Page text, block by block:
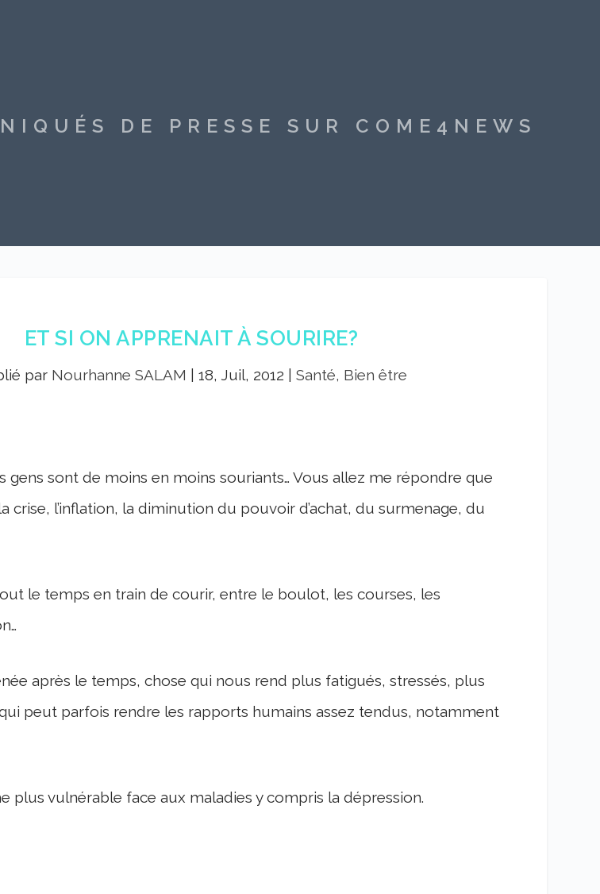
DE PRESSE SUR COME4NEWS
ET SI ON APPRENAIT À SOURIRE?
par Nourhanne SALAM 18, Juil, 2012 Santé, Bien être
gens sont de moins en moins souriants… Vous allez me répondre que
crise, l’inflation, la diminution du pouvoir d’achat, du surmenage, du
le temps en train de courir, entre le boulot, les courses, les
après le temps, chose qui nous rend plus fatigués, stressés, plus
peut parfois rendre les rapports humains assez tendus, notamment
plus vulnérable face aux maladies y compris la dépression.